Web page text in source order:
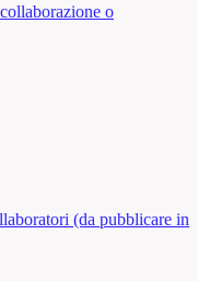
o
(da pubblicare in